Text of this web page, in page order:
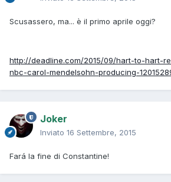
Scusassero, ma... è il primo aprile oggi?
http://deadline.com/2015/09/hart-to-hart-
nbc-carol-mendelsohn-producing-
Joker
Inviato 16 Settembre, 2015
Fará la fine di Constantine!